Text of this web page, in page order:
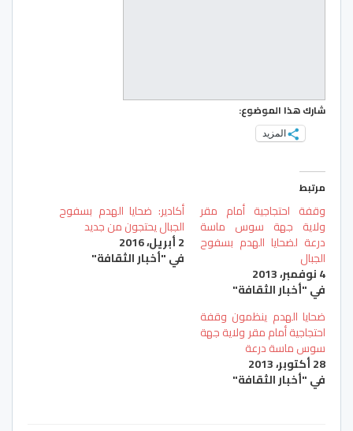
شارك هذا الموضوع:
المزيد
مرتبط
وقفة احتجاجية أمام مقر
ولاية جهة سوس ماسة
درعة لضحايا الهدم بسفوح
الجبال
4 نوفمبر، 2013
في "أخبار الثقافة"
أكادير: ضحايا الهدم بسفوح
الجبال يحتجون من جديد
2 أبريل، 2016
في "أخبار الثقافة"
ضحايا الهدم ينظمون وقفة
احتجاجية أمام مقر ولاية جهة
سوس ماسة درعة
28 أكتوبر، 2013
في "أخبار الثقافة"